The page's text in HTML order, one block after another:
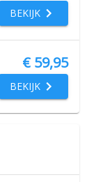
BEKIJK
€ 59,95
BEKIJK